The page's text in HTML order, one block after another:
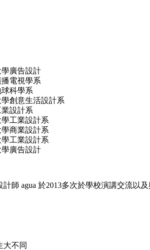
廣告設計
電視學系
科學系
創意生活設計系
設計系
工業設計系
商業設計系
工業設計系
廣告設計
計師 agua 於2013多次於學校演講交流以
大不同